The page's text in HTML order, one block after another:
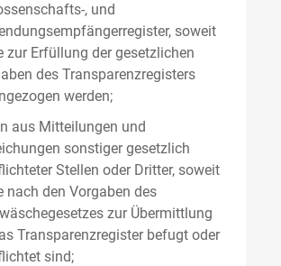
, und
soweit
zur Erfüllung der gesetzlichen
des Transparenzregisters
werden;
aus Mitteilungen und
sonstiger gesetzlich
Stellen oder Dritter, soweit
nach den Vorgaben des
zur Übermittlung
Transparenzregister befugt oder
sind;